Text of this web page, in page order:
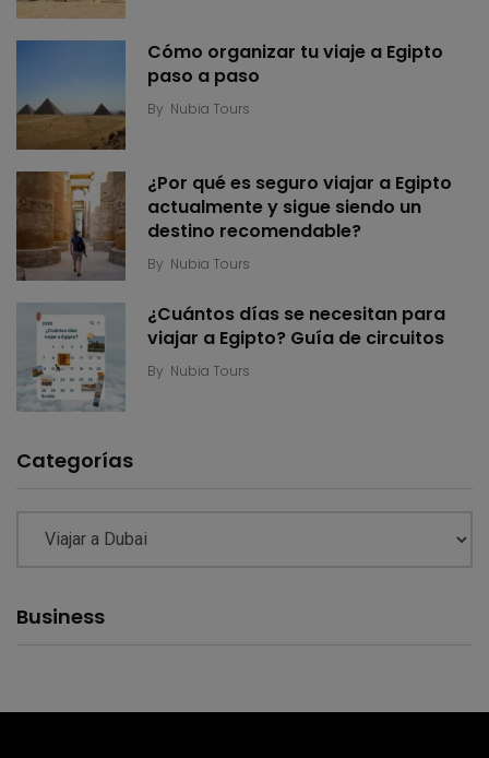
Cómo organizar tu viaje a Egipto
paso a paso
By Nubia Tours
¿Por qué es seguro viajar a Egipto
actualmente y sigue siendo un
destino recomendable?
By Nubia Tours
¿Cuántos días se necesitan para
viajar a Egipto? Guía de circuitos
By Nubia Tours
Categorías
Business